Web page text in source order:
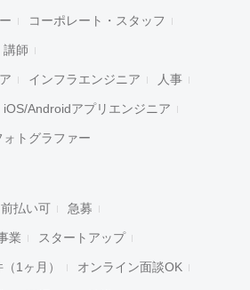
コーポレート・スタッフ
講師
インフラエンジニア 人事
iOS/Androidアプリエンジニア
ォトグラファー
前払い可 急募
業 スタートアップ
1ヶ月） オンライン面談OK